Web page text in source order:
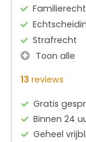
Familierecht
Strafrecht
Toon alle
13 reviews
Gratis
Binnen 24
Geheel